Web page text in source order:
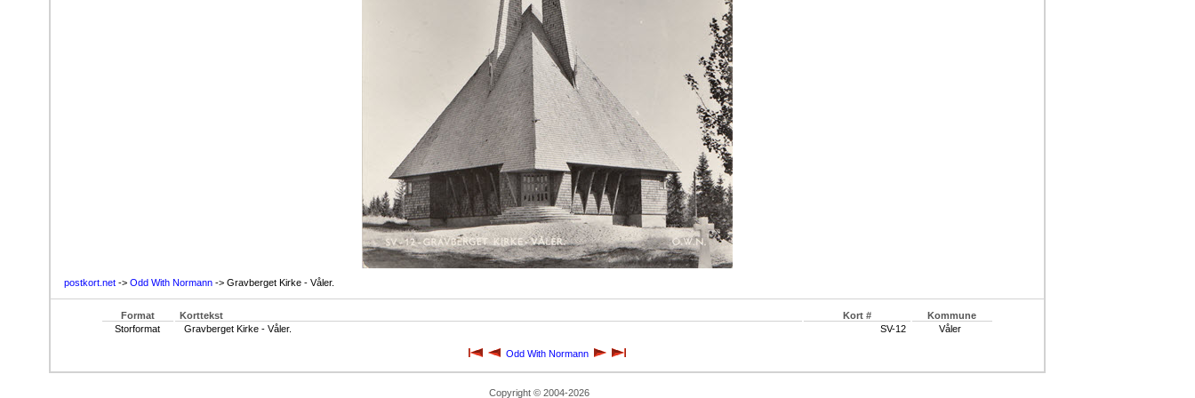
postkort.net -> Odd With Normann -> Gravberget Kirke - Våler.
Format Korttekst Kort #
Kommune
Storformat
Gravberget Kirke - Våler. SV-12 Våler
Odd With Normann
Copyright © 2004-2026